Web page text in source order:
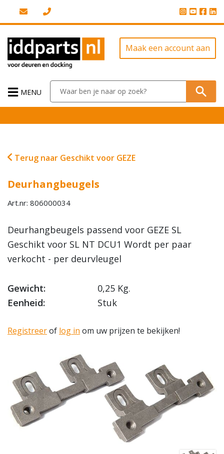
Maak een account aan
MENU
Terug naar Geschikt voor GEZE
Deurhangbeugels
Art.nr: 806000034
Deurhangbeugels passend voor GEZE SL
Geschikt voor SL NT DCU1 Wordt per paar
verkocht - per deurvleugel
Gewicht:
0,25 Kg.
Eenheid:
Stuk
Registreerof log in om uw prijzen te bekijken!